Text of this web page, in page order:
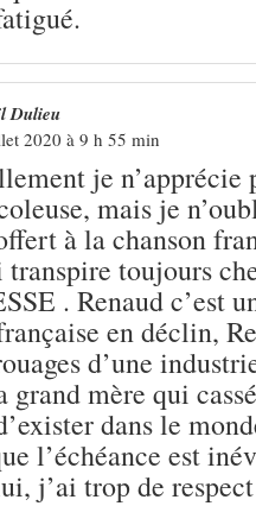
Dulieu
2020 à 9 h 55 min
je n’apprécie
mais je
à la chanson
toujours
. Renaud c’est
en déclin,
d’une
grand mère qui
dans le
l’échéance est
j’ai trop de